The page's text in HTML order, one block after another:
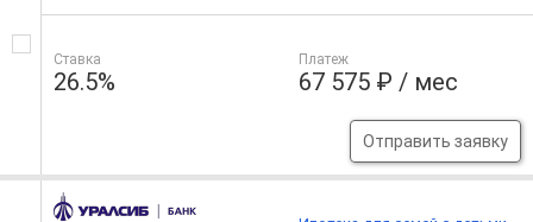
Ставка
26.5%
Платеж
67 575 ₽ / мес
Отправить заявку